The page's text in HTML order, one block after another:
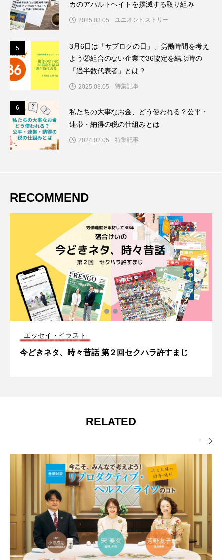
カのアパルトヘイトを撲滅する取り組み
2025.03.05 ユニオンヒストリー
5
3月6日は「サブロクの日」、労働時間を考え
よう②組合のない企業で36協定を結ぶ時の
「過半数代表者」とは？
2025.03.05 特集記事
6
私たちの大事なお金、どう使われる？公平・
連帯・納得の税の仕組みとは
2024.02.05 特集記事
RECOMMEND
エッセイ・イラスト
今どきネタ、時々昔話 第２回セクハラ許すまじ
RELATED
